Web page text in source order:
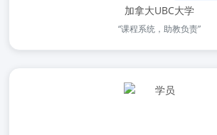
加拿大UBC大学
“课程系统，助教负责”